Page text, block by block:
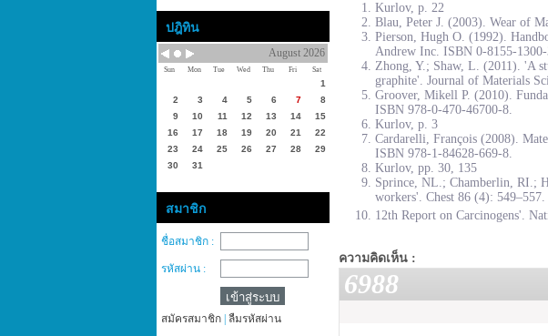
ปฎิทิน
August 2026
Sun Mon Tue Wed Thu Fri Sat
1
2
3 4 5 6 7
8
9
10 11 12 13 14
15
16
17 18 19 20 21
22
23
24 25 26 27 28
29
30
31
สมาชิก
ชื่อสมาชิก :
รหัสผ่าน :
สมัครสมาชิก ลืมรหัสผ่าน
Kurlov, p. 22
Blau, Peter J. (2003). Wear of
Pierson, Hugh O. (1992).
Andrew Inc. ISBN 0-8155-
Zhong, Y.; Shaw, L. (2011). 'A
graphite'. Journal of Materials
Groover, Mikell P. (2010).
ISBN 978-0-470-46700-8.
Kurlov, p. 3
Cardarelli, François (2008).
ISBN 978-1-84628-669-8.
Kurlov, pp. 30, 135
Sprince, NL.; Chamberlin, RI.;
workers'. Chest 86 (4):
12th Report on Carcinogens'.
ความคิดเห็น :
6988